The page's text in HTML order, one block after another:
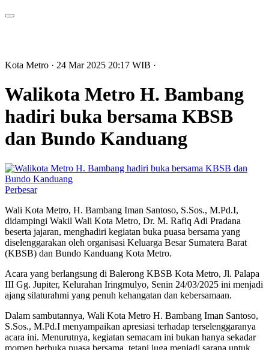
Kota Metro · 24 Mar 2025 20:17 WIB ·
Walikota Metro H. Bambang
hadiri buka bersama KBSB
dan Bundo Kanduang
Perbesar
Wali Kota Metro, H. Bambang Iman Santoso, S.Sos., M.Pd.I,
didampingi Wakil Wali Kota Metro, Dr. M. Rafiq Adi Pradana
beserta jajaran, menghadiri kegiatan buka puasa bersama yang
diselenggarakan oleh organisasi Keluarga Besar Sumatera Barat
(KBSB) dan Bundo Kanduang Kota Metro.
Acara yang berlangsung di Balerong KBSB Kota Metro, Jl. Palapa
III Gg. Jupiter, Kelurahan Iringmulyo, Senin 24/03/2025 ini menjadi
ajang silaturahmi yang penuh kehangatan dan kebersamaan.
Dalam sambutannya, Wali Kota Metro H. Bambang Iman Santoso,
S.Sos., M.Pd.I menyampaikan apresiasi terhadap terselenggaranya
acara ini. Menurutnya, kegiatan semacam ini bukan hanya sekadar
momen berbuka puasa bersama, tetapi juga menjadi sarana untuk